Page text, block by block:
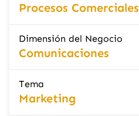
Procesos Comerciales
Dimensión del Negocio
Comunicaciones
Tema
Marketing